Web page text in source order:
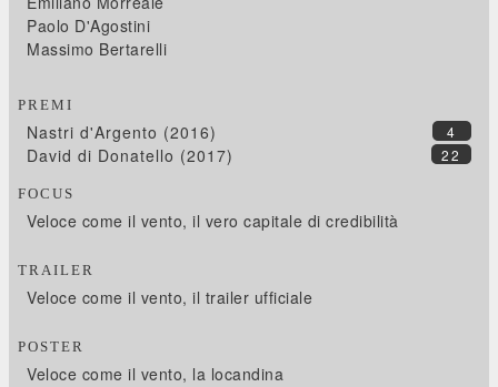
Paolo D'Agostini
Massimo Bertarelli
PREMI
4
Nastri d'Argento (2016)
22
David di Donatello (2017)
FOCUS
Veloce come il vento, il vero capitale di credibilità
TRAILER
Veloce come il vento, il trailer ufficiale
POSTER
Veloce come il vento, la locandina